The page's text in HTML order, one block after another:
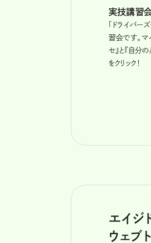
実技講習
「ドライバ
習会です。マ
セ』と『自分
をクリック！
エイジ
ウェブ